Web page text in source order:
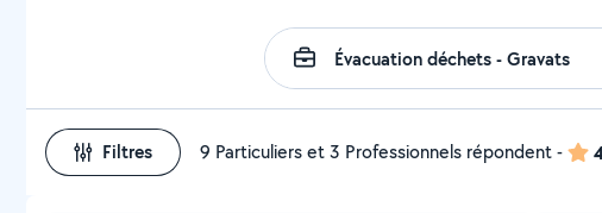
Filtres 9 Particuliers et 3 Professionnels répondent-